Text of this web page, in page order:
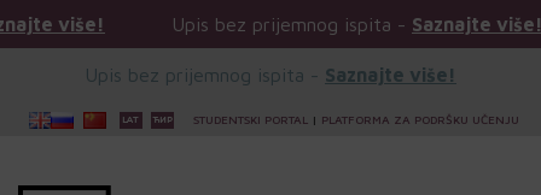
Upis bez prijemnog ispita -Saznajte više! Upis
Upis bez prijemnog ispita - Saznajte više!
STUDENTSKI PORTAL | PLATFORMA ZA PODRŠKU UČENJU